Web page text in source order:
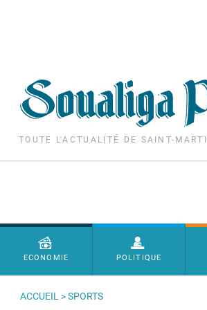
TOUTE L'ACTUALITÉ DE SAINT-
Menu principal
ECONOMIE POLITIQUE
ACCUEIL >SPORTS